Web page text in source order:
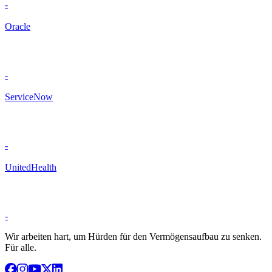
-
Oracle
-
ServiceNow
-
UnitedHealth
-
Wir arbeiten hart, um Hürden für den Vermögensaufbau zu senken.
Für alle.